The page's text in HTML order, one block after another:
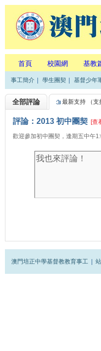
首頁 校園網 基教
事工簡介 學生團契 基督少年
全部評論 最新支持 （
評論：2013 初中團契 [查
歡迎參加初中團契，逢期五中午
澳門培正中學基督教教育事工